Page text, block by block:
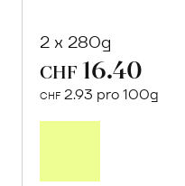
2 x 280g
CHF 16.40
CHF 2.93 pro 100g